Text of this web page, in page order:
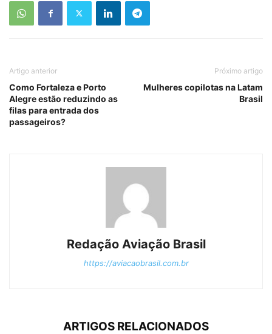
Artigo anterior
Como Fortaleza e Porto
Alegre estão reduzindo as
filas para entrada dos
passageiros?
Próximo artigo
Mulheres copilotas na Latam
Brasil
Redação Aviação Brasil
https://aviacaobrasil.com.br
ARTIGOS RELACIONADOS